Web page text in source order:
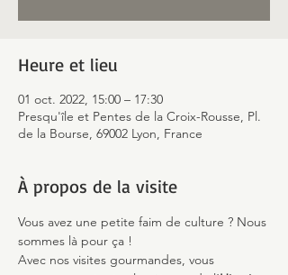
Heure et lieu
01 oct. 2022, 15:00 – 17:30
Presqu'île et Pentes de la Croix-Rousse, Pl.
de la Bourse, 69002 Lyon, France
À propos de la visite
Vous avez une petite faim de culture ? Nous
sommes là pour ça !
Avec nos visites gourmandes, vous